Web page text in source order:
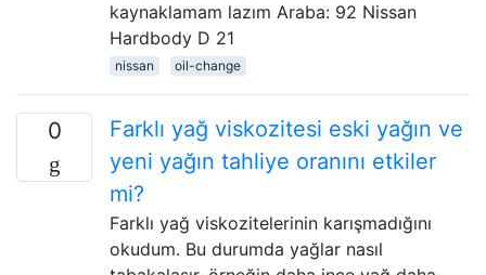
kaynaklamam lazım Araba: 92 Nissan
Hardbody D 21
nissan oil-change
0
Farklı yağ viskozitesi eski yağın ve
yeni yağın tahliye oranını etkiler
mi?
Farklı yağ viskozitelerinin karışmadığını
okudum. Bu durumda yağlar nasıl